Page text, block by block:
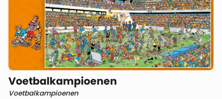
Voetbalkampioenen
Voetbalkampioenen